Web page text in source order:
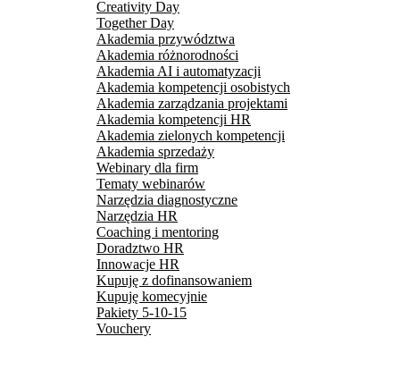
Creativity Day
Together Day
Akademia przywództwa
Akademia różnorodności
Akademia AI i automatyzacji
Akademia kompetencji osobistych
Akademia zarządzania projektami
Akademia kompetencji HR
Akademia zielonych kompetencji
Akademia sprzedaży
Webinary dla firm
Tematy webinarów
Narzędzia diagnostyczne
Narzędzia HR
Coaching i mentoring
Doradztwo HR
Innowacje HR
Kupuję z dofinansowaniem
Kupuję komecyjnie
Pakiety 5-10-15
Vouchery